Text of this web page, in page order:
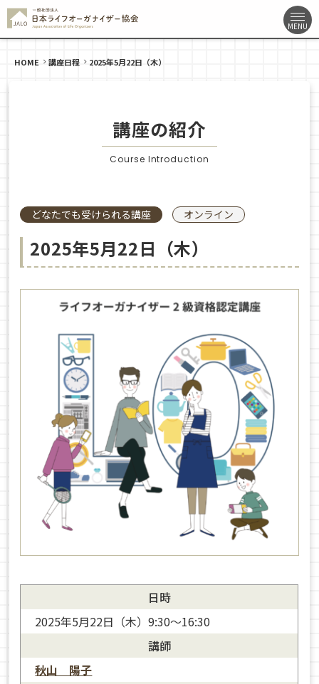
HOME 講座日程 2025年5月22日（木）
講座の紹介
Course Introduction
どなたでも受けられる講座 オンライン
2025年5月22日（木）
日時
2025年5月22日（木）9:30～16:30
講師
秋山 陽子